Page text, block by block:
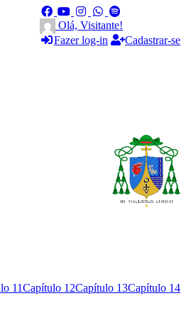
Olá, Visitante!
Fazer log-in
Cadastrar-se
11Capítulo 12Capítulo 13Capítulo 14